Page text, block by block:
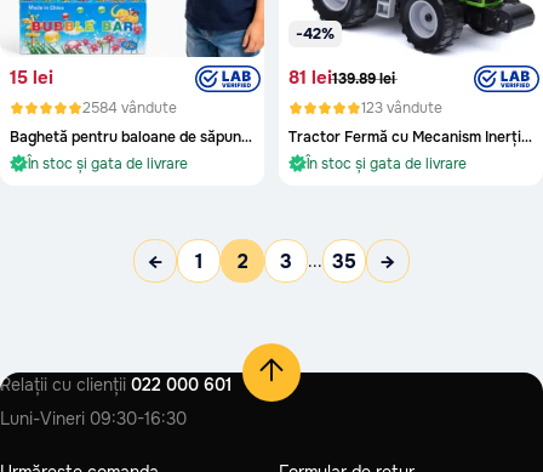
15 lei
2584 vândute
Baghetă pentru baloane de săpun 34cm, set 24 buc., pret 1 buc.
În stoc și gata de livrare
-42%
81 lei139.89 lei
123 vândute
Tractor Fermă cu Mecanism Inerțial (culoare aleatorie)
În stoc și gata de livrare
← 1 2 3 ... 35 →
Relații cu clienții 022 000 601
Luni-Vineri 09:30-16:30